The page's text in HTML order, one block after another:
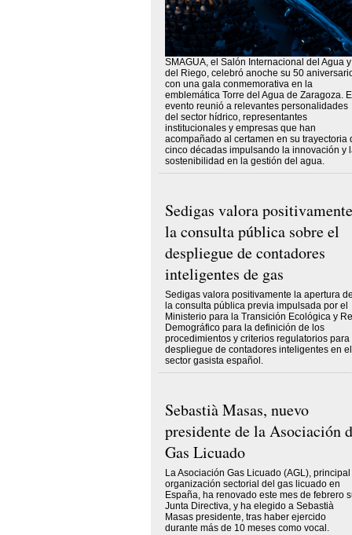
SMAGUA, el Salón Internacional del Agua y
del Riego, celebró anoche su 50
con una gala conmemorativa en la
emblemática Torre del Agua de Zaragoza.
evento reunió a relevantes personalidades
del sector hídrico, representantes
institucionales y empresas que han
acompañado al certamen en su trayectoria
cinco décadas impulsando la innovación y
sostenibilidad en la gestión del agua.
Sedigas valora positivamente
la consulta pública sobre el
despliegue de contadores
inteligentes de gas
Sedigas valora positivamente la apertura
la consulta pública previa impulsada por el
Ministerio para la Transición Ecológica y
Demográfico para la definición de los
procedimientos y criterios regulatorios para
despliegue de contadores inteligentes en el
sector gasista español.
Sebastià Masas, nuevo
presidente de la Asociación
Gas Licuado
La Asociación Gas Licuado (AGL), principal
organización sectorial del gas licuado en
España, ha renovado este mes de febrero
Junta Directiva, y ha elegido a Sebastià
Masas presidente, tras haber ejercido
durante más de 10 meses como vocal.